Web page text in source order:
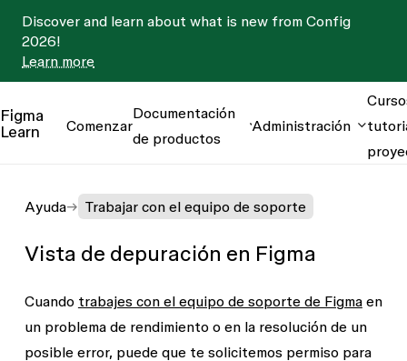
Discover and learn about what is new from Config
2026!
Learn more
Figma
Learn
Comenzar
Documentación
de productos
Administración
Ayuda Trabajar con el equipo de soporte
Vista de depuración en Figma
Cuando trabajes con el equipo de soporte de Figmaen
un problema de rendimiento o en la resolución de un
posible error, puede que te solicitemos permiso para